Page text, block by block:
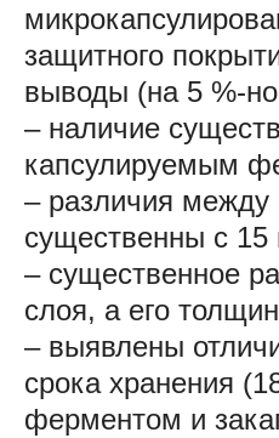
защитного
выводы (на 5 %-
– наличие
капсулируемым
– различия
существенны с
– существенное
слоя, а его
– выявлены
срока хранения
ферментом и